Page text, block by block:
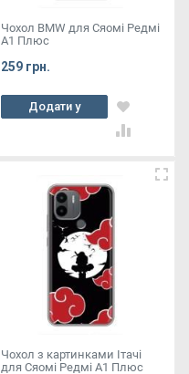
Чохол BMW для Сяомі Редмі
А1 Плюс
259 грн.
Додати у
кошик
Чохол з картинками Ітачі
для Сяомі Редмі А1 Плюс